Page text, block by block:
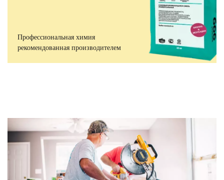
Профессиональная химия
рекомендованная производителем